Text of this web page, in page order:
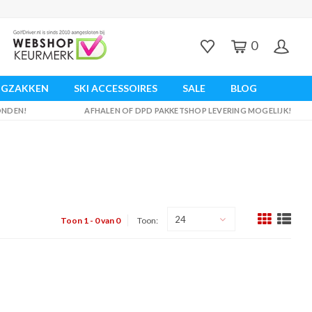
0
SKI ACCESSOIRES SALE BLOG
AFHALEN OF DPD PAKKETSHOP LEVERING MOGELIJK!
Toon 1 - 0 van 0 Toon: 24